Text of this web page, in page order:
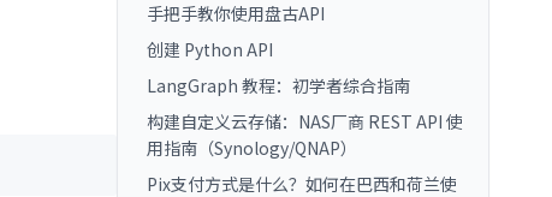
手把手教你使用盘古API
创建 Python API
LangGraph 教程：初学者综合指南
构建自定义云存储：NAS厂商 REST API 使
用指南（Synology/QNAP）
Pix支付方式是什么？如何在巴西和荷兰使